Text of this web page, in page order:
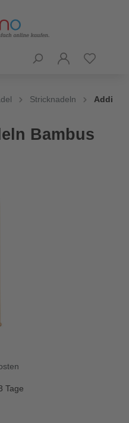
Stricknadeln Addi
Bambus
Tage